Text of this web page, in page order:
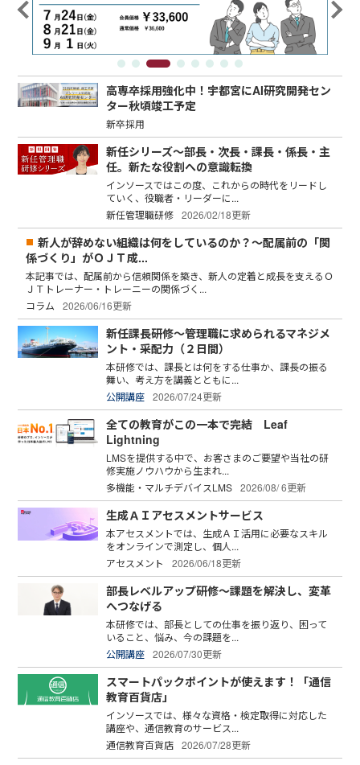
高専卒採用強化中！宇都宮にAI研究開発セン
ター秋頃竣工予定
新卒採用
新任シリーズ～部長・次長・課長・係長・主
任。新たな役割への意識転換
インソースではこの度、これからの時代をリードし
ていく、役職者・リーダーに...
新任管理職研修 2026/02/18更新
新人が辞めない組織は何をしているのか？～配属前の「関
係づくり」がＯＪＴ成...
本記事では、配属前から信頼関係を築き、新人の定着と成長を支えるＯ
ＪＴトレーナー・トレーニーの関係づく...
コラム
2026/06/16更新
新任課長研修～管理職に求められるマネジメ
ント・采配力（２日間）
本研修では、課長とは何をする仕事か、課長の振る
舞い、考え方を講義とともに...
公開講座 2026/07/24更新
全ての教育がこの一本で完結 Leaf
Lightning
LMSを提供する中で、お客さまのご要望や当社の研
修実施ノウハウから生まれ...
多機能・マルチデバイスLMS 2026/08/ 6更新
生成ＡＩアセスメントサービス
本アセスメントでは、生成ＡＩ活用に必要なスキル
をオンラインで測定し、個人...
アセスメント
2026/06/18更新
部長レベルアップ研修～課題を解決し、変革
へつなげる
本研修では、部長としての仕事を振り返り、困って
いること、悩み、今の課題を...
公開講座 2026/07/30更新
スマートパックポイントが使えます！「通信
教育百貨店」
インソースでは、様々な資格・検定取得に対応した
講座や、通信教育のサービス...
通信教育百貨店 2026/07/28更新